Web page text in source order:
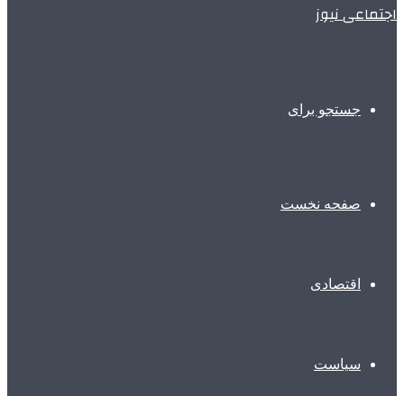
اجتماعی نیوز
جستجو برای
صفحه نخست
اقتصادی
سیاست